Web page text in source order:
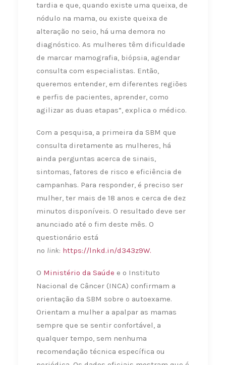
tardia e que, quando existe uma queixa, de
nódulo na mama, ou existe queixa de
alteração no seio, há uma demora no
diagnóstico. As mulheres têm dificuldade
de marcar mamografia, biópsia, agendar
consulta com especialistas. Então,
queremos entender, em diferentes regiões
e perfis de pacientes, aprender, como
agilizar as duas etapas”, explica o médico.
Com a pesquisa, a primeira da SBM que
consulta diretamente as mulheres, há
ainda perguntas acerca de sinais,
sintomas, fatores de risco e eficiência de
campanhas. Para responder, é preciso ser
mulher, ter mais de 18 anos e cerca de dez
minutos disponíveis. O resultado deve ser
anunciado até o fim deste mês. O
questionário está
no link: https://lnkd.in/d343z9W.
O Ministério da Saúde e o Instituto
Nacional de Câncer (INCA) confirmam a
orientação da SBM sobre o autoexame.
Orientam a mulher a apalpar as mamas
sempre que se sentir confortável, a
qualquer tempo, sem nenhuma
recomendação técnica específica ou